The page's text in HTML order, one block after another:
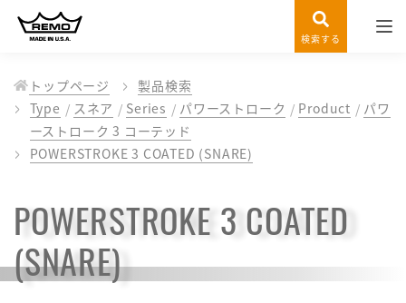
検索する
トップページ
製品検索
Type
スネア Series パワーストローク Product
パワ
ーストローク 3 コーテッド
POWERSTROKE 3 COATED (SNARE)
POWERSTROKE 3 COATED
(SNARE)